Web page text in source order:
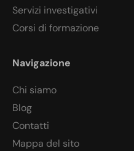
Servizi investigativi
Corsi di formazione
Navigazione
Chi siamo
Blog
Contatti
Mappa del sito